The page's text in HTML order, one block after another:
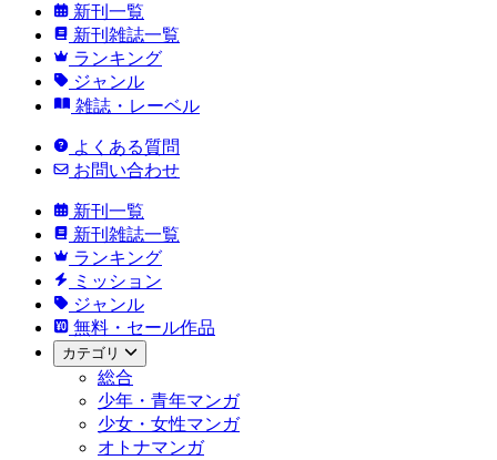
新刊一覧
新刊雑誌一覧
ランキング
ジャンル
雑誌・レーベル
よくある質問
お問い合わせ
新刊一覧
新刊雑誌一覧
ランキング
ミッション
ジャンル
無料・セール作品
カテゴリ
総合
少年・青年マンガ
少女・女性マンガ
オトナマンガ